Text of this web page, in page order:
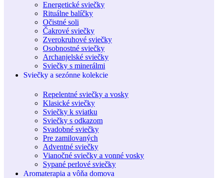
Energetické sviečky
Rituálne balíčky
Očistné soli
Čakrové sviečky
Zverokruhové sviečky
Osobnostné sviečky
Archanjelské sviečky
Sviečky s minerálmi
Sviečky a sezónne kolekcie
Repelentné sviečky a vosky
Klasické sviečky
Sviečky k sviatku
Sviečky s odkazom
Svadobné sviečky
Pre zamilovaných
Adventné sviečky
Vianočné sviečky a vonné vosky
Sypané perlové sviečky
Aromaterapia a vôňa domova